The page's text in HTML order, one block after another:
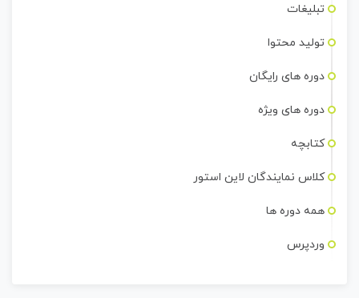
تبلیغات
تولید محتوا
دوره های رایگان
دوره های ویژه
کتابچه
کلاس نمایندگان لاین استور
همه دوره ها
وردپرس